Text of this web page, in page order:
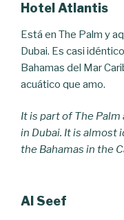
Hotel Atlantis
Está en The Palm y
Dubai. Es casi
Bahamas del Mar
acuático que amo.
It is part of The
in Dubai. It is almost
the Bahamas in the
Al Seef